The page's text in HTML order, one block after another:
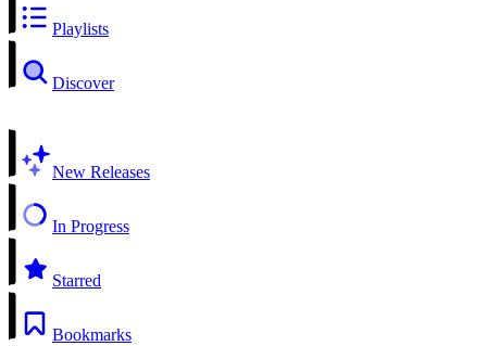
Playlists
Discover
New Releases
In Progress
Starred
Bookmarks